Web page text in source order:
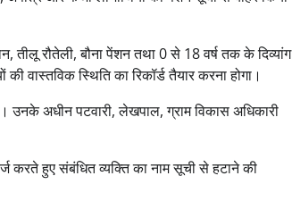
तीलू रौतेली, बौना पेंशन तथा 0 से 18 वर्ष तक के दिव्यांग
वास्तविक स्थिति का रिकॉर्ड तैयार करना होगा।
उनके अधीन पटवारी, लेखपाल, ग्राम विकास अधिकारी
करते हुए संबंधित व्यक्ति का नाम सूची से हटाने की